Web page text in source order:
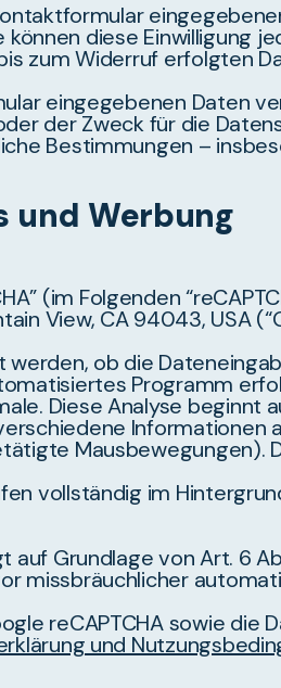
können diese
zum Widerruf erfolgten
eingegebenen Daten
der Zweck für die
Bestimmungen –
und Werbung
(im Folgenden
View, CA 94043, USA
werden, ob die
Programm
Diese Analyse
Informationen
Mausbewegungen).
vollständig im
Grundlage von Art. 6
missbräuchlicher
reCAPTCHA sowie
und